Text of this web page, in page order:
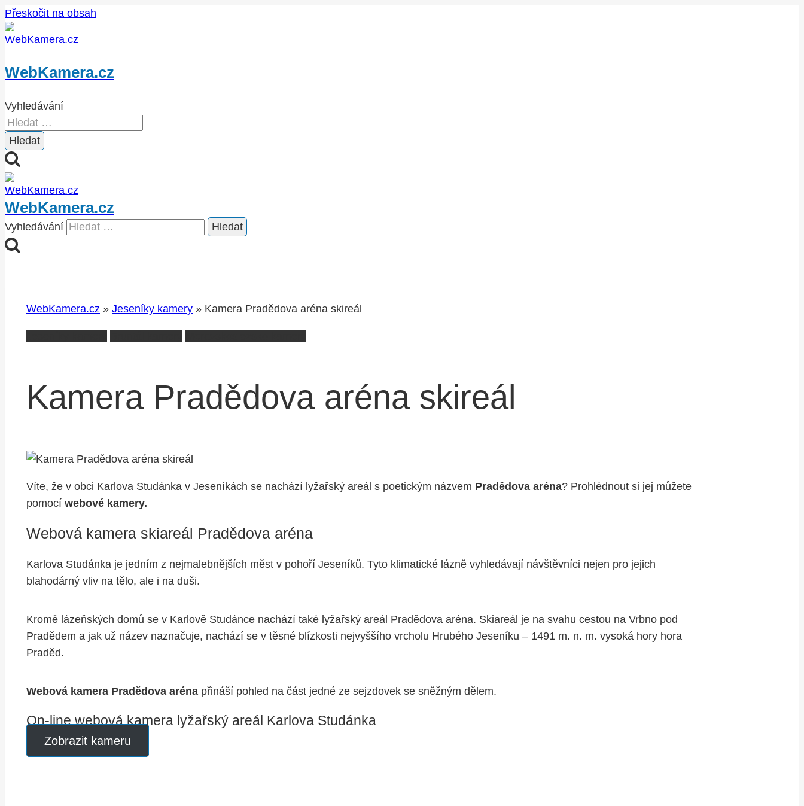
Přeskočit na obsah
WebKamera.cz
Vyhledávání
WebKamera.cz
Vyhledávání
WebKamera.cz » Jeseníky kamery » Kamera Pradědova aréna skireál
Kamera Pradědova aréna skireál
Víte, že v obci Karlova Studánka v Jeseníkách se nachází lyžařský areál s poetickým názvem Pradědova aréna? Prohlédnout si jej můžete
pomocí webové kamery.
Webová kamera skiareál Pradědova aréna
Karlova Studánka je jedním z nejmalebnějších měst v pohoří Jeseníků. Tyto klimatické lázně vyhledávají návštěvníci nejen pro jejich
blahodárný vliv na tělo, ale i na duši.
Kromě lázeňských domů se v Karlově Studánce nachází také lyžařský areál Pradědova aréna. Skiareál je na svahu cestou na Vrbno pod
Pradědem a jak už název naznačuje, nachází se v těsné blízkosti nejvyššího vrcholu Hrubého Jeseníku – 1491 m. n. m. vysoká hory hora
Praděd.
Webová kamera Pradědova aréna přináší pohled na část jedné ze sejzdovek se sněžným dělem.
On-line webová kamera lyžařský areál Karlova Studánka
Zobrazit kameru